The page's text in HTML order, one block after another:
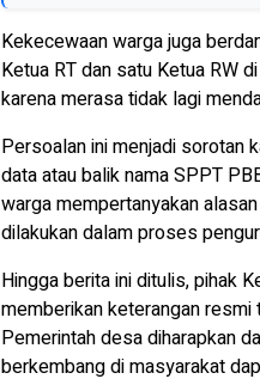
Kekecewaan warga juga
Ketua RT dan satu Ketua RW
karena merasa tidak lagi
Persoalan ini menjadi sorotan
data atau balik nama SPPT
warga mempertanyakan
dilakukan dalam proses
Hingga berita ini ditulis, pihak
memberikan keterangan
Pemerintah desa diharapkan
berkembang di masyarakat